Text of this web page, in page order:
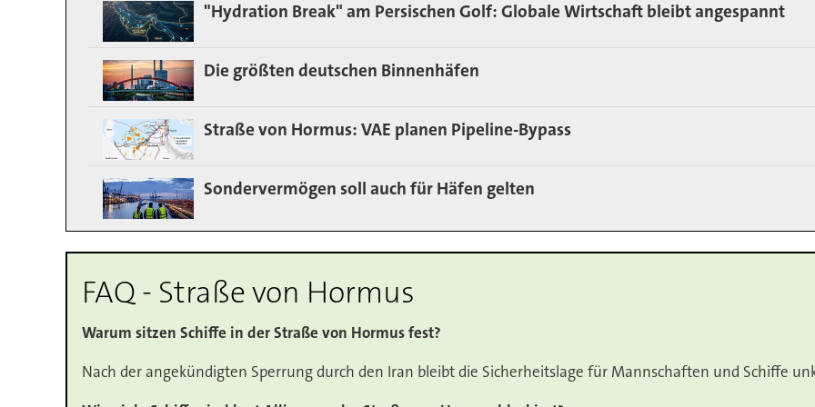
"Hydration Break" am Persischen Golf: Globale Wirtschaft bleibt angespannt
Die größten deutschen Binnenhäfen
Straße von Hormus: VAE planen Pipeline-Bypass
Sondervermögen soll auch für Häfen gelten
FAQ - Straße von Hormus
Warum sitzen Schiffe in der Straße von Hormus fest?
Nach der angekündigten Sperrung durch den Iran bleibt die Sicherheitslage für Mannschaften und Schiffe